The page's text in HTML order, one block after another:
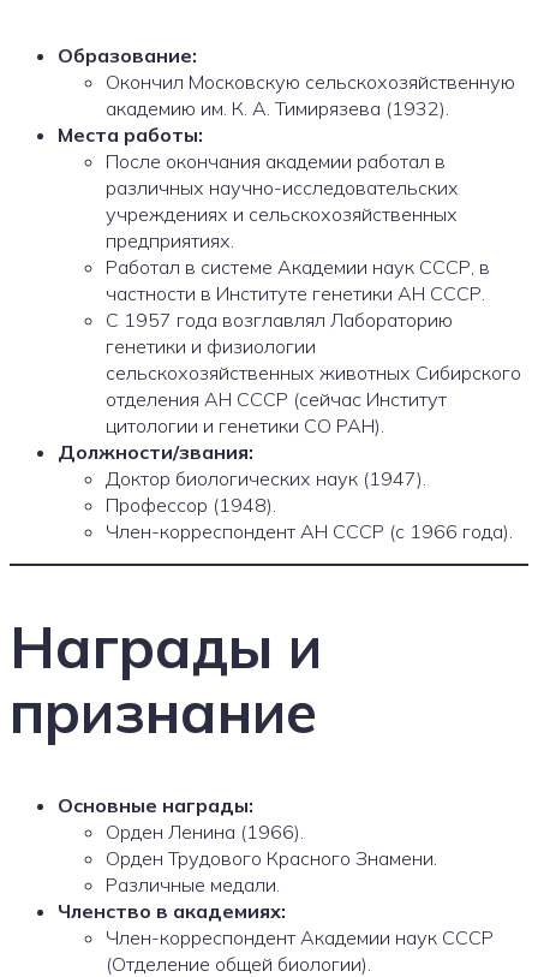
Образование:
Окончил Московскую сельскохозяйственную
академию им. К. А. Тимирязева (1932).
Места работы:
После окончания академии работал в
различных научно-исследовательских
учреждениях и сельскохозяйственных
предприятиях.
Работал в системе Академии наук СССР, в
частности в Институте генетики АН СССР.
С 1957 года возглавлял Лабораторию
генетики и физиологии
сельскохозяйственных животных Сибирского
отделения АН СССР (сейчас Институт
цитологии и генетики СО РАН).
Должности/звания:
Доктор биологических наук (1947).
Профессор (1948).
Член-корреспондент АН СССР (с 1966 года).
Награды и
признание
Основные награды:
Орден Ленина (1966).
Орден Трудового Красного Знамени.
Различные медали.
Членство в академиях:
Член-корреспондент Академии наук СССР
(Отделение общей биологии).